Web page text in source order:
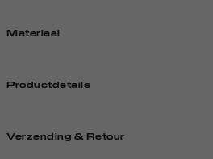
Materiaal
Productdetails
Verzending & Retour